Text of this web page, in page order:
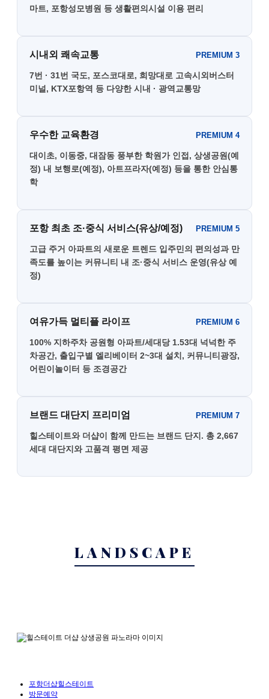
마트, 포항성모병원 등 생활편의시설 이용 편리
시내외 쾌속교통 PREMIUM 3
7번 · 31번 국도, 포스코대로, 희망대로 고속시외버스터
미널, KTX포항역 등 다양한 시내 · 광역교통망
우수한 교육환경 PREMIUM 4
대이초, 이동중, 대잠동 풍부한 학원가 인접, 상생공원(예
정) 내 보행로(예정), 아트프라자(예정) 등을 통한 안심통
학
포항 최초 조·중식 서비스(유상/예정) PREMIUM 5
고급 주거 아파트의 새로운 트렌드 입주민의 편의성과 만
족도를 높이는 커뮤니티 내 조·중식 서비스 운영(유상 예
정)
여유가득 멀티플 라이프 PREMIUM 6
100% 지하주차 공원형 아파트/세대당 1.53대 넉넉한 주
차공간, 출입구별 엘리베이터 2~3대 설치, 커뮤니티광장,
어린이놀이터 등 조경공간
브랜드 대단지 프리미엄 PREMIUM 7
힐스테이트와 더샵이 함께 만드는 브랜드 단지. 총 2,667
세대 대단지와 고품격 평면 제공
LANDSCAPE
포항더샵힐스테이트
방문예약